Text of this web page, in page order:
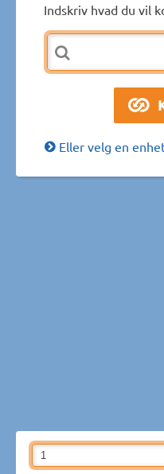
Indskriv hvad du vil
Eller velg en